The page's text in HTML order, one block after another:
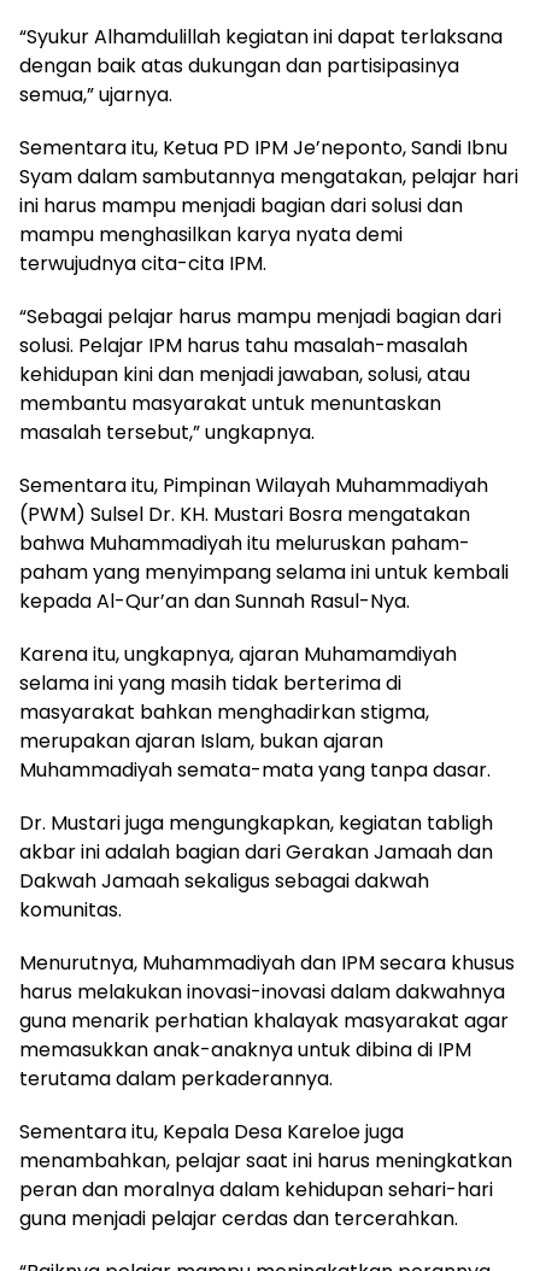
“Syukur Alhamdulillah kegiatan ini dapat terlaksana
dengan baik atas dukungan dan partisipasinya
semua,” ujarnya.
Sementara itu, Ketua PD IPM Je’neponto, Sandi Ibnu
Syam dalam sambutannya mengatakan, pelajar hari
ini harus mampu menjadi bagian dari solusi dan
mampu menghasilkan karya nyata demi
terwujudnya cita-cita IPM.
“Sebagai pelajar harus mampu menjadi bagian dari
solusi. Pelajar IPM harus tahu masalah-masalah
kehidupan kini dan menjadi jawaban, solusi, atau
membantu masyarakat untuk menuntaskan
masalah tersebut,” ungkapnya.
Sementara itu, Pimpinan Wilayah Muhammadiyah
(PWM) Sulsel Dr. KH. Mustari Bosra mengatakan
bahwa Muhammadiyah itu meluruskan paham-
paham yang menyimpang selama ini untuk kembali
kepada Al-Qur’an dan Sunnah Rasul-Nya.
Karena itu, ungkapnya, ajaran Muhamamdiyah
selama ini yang masih tidak berterima di
masyarakat bahkan menghadirkan stigma,
merupakan ajaran Islam, bukan ajaran
Muhammadiyah semata-mata yang tanpa dasar.
Dr. Mustari juga mengungkapkan, kegiatan tabligh
akbar ini adalah bagian dari Gerakan Jamaah dan
Dakwah Jamaah sekaligus sebagai dakwah
komunitas.
Menurutnya, Muhammadiyah dan IPM secara khusus
harus melakukan inovasi-inovasi dalam dakwahnya
guna menarik perhatian khalayak masyarakat agar
memasukkan anak-anaknya untuk dibina di IPM
terutama dalam perkaderannya.
Sementara itu, Kepala Desa Kareloe juga
menambahkan, pelajar saat ini harus meningkatkan
peran dan moralnya dalam kehidupan sehari-hari
guna menjadi pelajar cerdas dan tercerahkan.